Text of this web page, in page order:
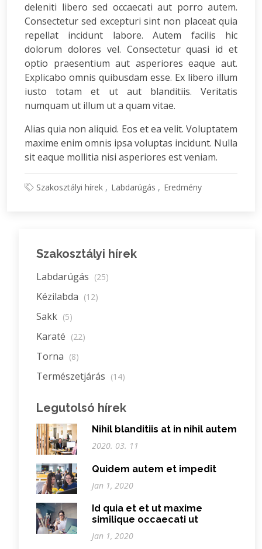
deleniti libero sed occaecati aut porro autem.
Consectetur sed excepturi sint non placeat quia
repellat incidunt labore. Autem facilis hic
dolorum dolores vel. Consectetur quasi id et
optio praesentium aut asperiores eaque aut.
Explicabo omnis quibusdam esse. Ex libero illum
iusto totam et ut aut blanditiis. Veritatis
numquam ut illum ut a quam vitae.
Alias quia non aliquid. Eos et ea velit. Voluptatem
maxime enim omnis ipsa voluptas incidunt. Nulla
sit eaque mollitia nisi asperiores est veniam.
Szakosztályi hírek Labdarúgás Eredmény
Szakosztályi hírek
Labdarúgás (25)
Kézilabda (12)
Sakk (5)
Karaté (22)
Torna (8)
Természetjárás (14)
Legutolsó hírek
Nihil blanditiis at in nihil autem
2020. 03. 11
Quidem autem et impedit
Jan 1, 2020
Id quia et et ut maxime
similique occaecati ut
Jan 1, 2020